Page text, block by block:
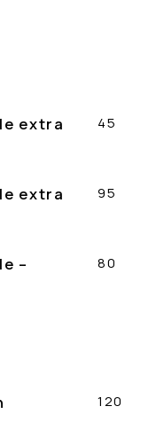
extra
45
extra
95
–
80
120